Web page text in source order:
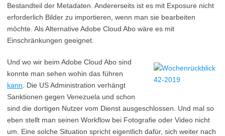
Bestandteil der Metadaten. Andererseits ist es mit Exposure nicht
erforderlich Bilder zu importieren, wenn man sie bearbeiten
möchte. Als Alternative Adobe Cloud Abo wäre es mit
Einschränkungen geeignet.
Und wo wir beim Adobe Cloud Abo sind
konnte man sehen wohin das führen
kann . Die US Administration verhängt
Sanktionen gegen Venezuela und schon
sind die dortigen Nutzer vom Dienst ausgeschlossen. Und mal so
eben stellt man seinen Workflow bei Fotografie oder Video nicht
um. Eine solche Situation spricht eigentlich dafür, sich weiter nach